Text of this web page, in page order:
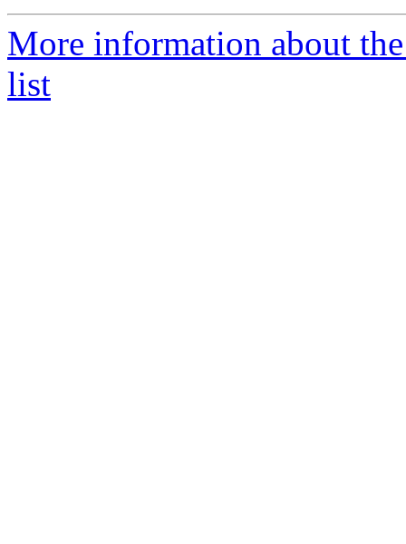
More information about
list